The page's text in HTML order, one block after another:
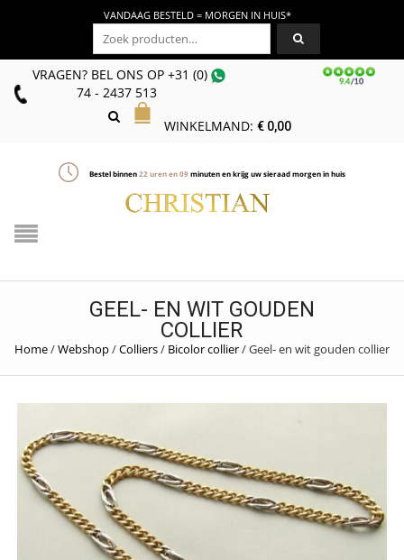
VANDAAG BESTELD = MORGEN IN HUIS*
Zoeken naar:
VRAGEN? BEL ONS OP+31 (0)
74 - 2437 513
WINKELMAND: €0,00
Bestel binnen22 uren en09minuten en krijg uw sieraad morgen in huis
GEEL- EN WIT GOUDEN
COLLIER
Home/Webshop/Colliers/ Bicolor collier/Geel- en wit gouden collier